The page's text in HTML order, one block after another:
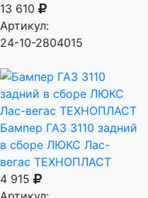
13 610
Артикул:
24-10-2804015
Бампер ГАЗ 3110 задний
в сборе ЛЮКС Лас-
вегас ТЕХНОПЛАСТ
4 915